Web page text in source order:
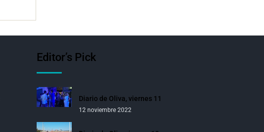
Editor’s Pick
Diario de Oliva, viernes 11
12 noviembre 2022